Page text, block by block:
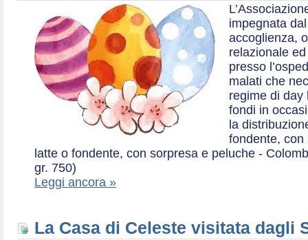
impegnata
accoglienza,
relazionale
presso
malati che
regime di day
fondi in
la
fondente, con
latte o fondente, con sorpresa e peluche -
gr. 750)
Leggi ancora »
La Casa di Celeste visitata dagli